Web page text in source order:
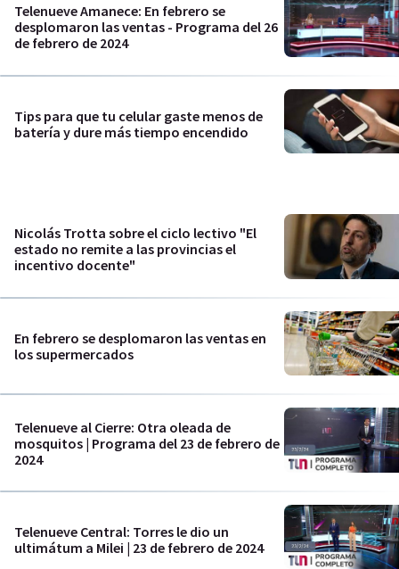
Telenueve Amanece: En febrero se
desplomaron las ventas - Programa del 26
de febrero de 2024
Tips para que tu celular gaste menos de
batería y dure más tiempo encendido
Nicolás Trotta sobre el ciclo lectivo "El
estado no remite a las provincias el
incentivo docente"
En febrero se desplomaron las ventas en
los supermercados
Telenueve al Cierre: Otra oleada de
mosquitos | Programa del 23 de febrero de
2024
Telenueve Central: Torres le dio un
ultimátum a Milei | 23 de febrero de 2024